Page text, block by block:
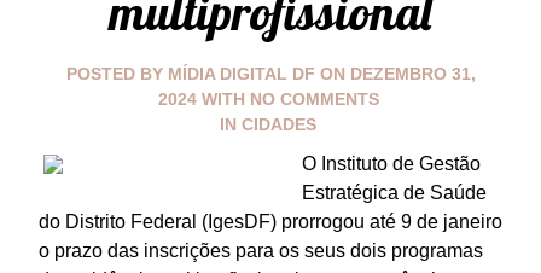
multiprofissional
POSTED BY MÍDIA DIGITAL DF ON DEZEMBRO 31,
2024WITH NO COMMENTS
IN CIDADES
O Instituto de Gestão
Estratégica de Saúde
do Distrito Federal (IgesDF) prorrogou até 9 de janeiro
o prazo das inscrições para os seus dois programas